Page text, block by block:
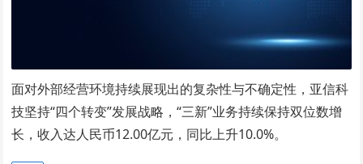
面对外部经营环境持续展现出的复杂性与不确定性，亚信科
技坚持“四个转变”发展战略，“三新”业务持续保持双位数增
长，收入达人民币12.00亿元，同比上升10.0%。